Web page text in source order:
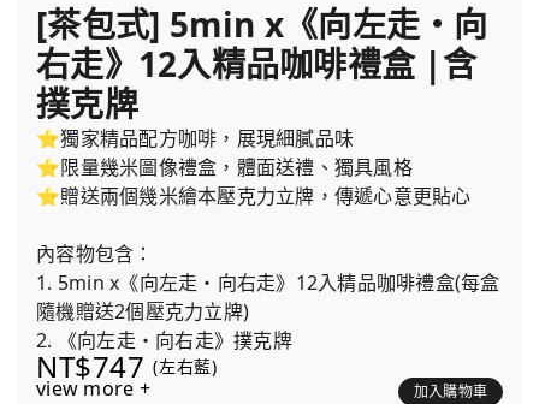
[茶包式] 5min x《向左走・向
右走》12入精品咖啡禮盒 |含
撲克牌
⭐獨家精品配方咖啡，展現細膩品味
⭐限量幾米圖像禮盒，體面送禮、獨具風格
⭐贈送兩個幾米繪本壓克力立牌，傳遞心意更貼心
內容物包含：
1. 5min x《向左走・向右走》12入精品咖啡禮盒(每盒
隨機贈送2個壓克力立牌)
2. 《向左走・向右走》撲克牌
NT$747 (左右藍)
view more + 加入購物車